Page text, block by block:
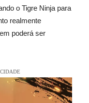
o Tigre Ninja para
realmente
poderá ser